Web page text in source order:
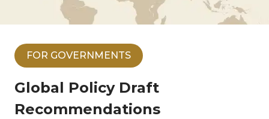
FOR GOVERNMENTS
Global Policy Draft
Recommendations